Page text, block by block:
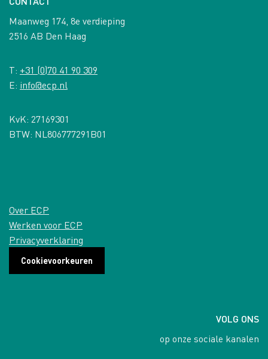
Maanweg 174, 8e verdieping
2516 AB Den Haag
T: +31 (0)70 41 90 309
E: info@ecp.nl
KvK: 27169301
BTW: NL806777291B01
Over ECP
Werken voor ECP
Privacyverklaring
Cookievoorkeuren
VOLG ONS
op onze sociale kanalen